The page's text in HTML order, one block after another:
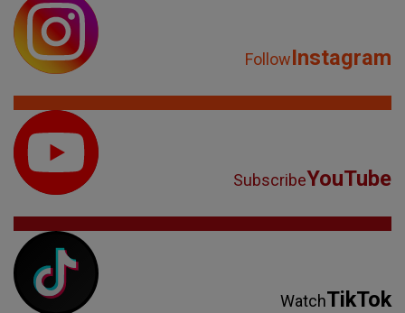
FollowInstagram
SubscribeYouTube
WatchTikTok